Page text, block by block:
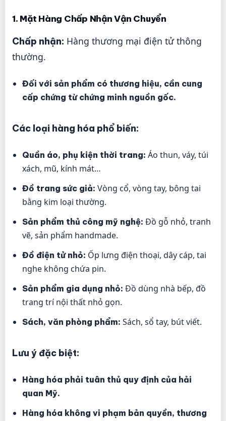
1. Mặt Hàng Chấp Nhận Vận Chuyển
Chấp nhận: Hàng thương mại điện tử thông
thường.
Đối với sản phẩm có thương hiệu, cần cung
cấp chứng từ chứng minh nguồn gốc.
Các loại hàng hóa phổ biến:
Quần áo, phụ kiện thời trang: Áo thun, váy, túi
xách, mũ, kính mát…
Đồ trang sức giả: Vòng cổ, vòng tay, bông tai
bằng kim loại thường.
Sản phẩm thủ công mỹ nghệ: Đồ gỗ nhỏ, tranh
vẽ, sản phẩm handmade.
Đồ điện tử nhỏ: Ốp lưng điện thoại, dây cáp, tai
nghe không chứa pin.
Sản phẩm gia dụng nhỏ: Đồ dùng nhà bếp, đồ
trang trí nội thất nhỏ gọn.
Sách, văn phòng phẩm: Sách, sổ tay, bút viết.
Lưu ý đặc biệt:
Hàng hóa phải tuân thủ quy định của hải
quan Mỹ.
Hàng hóa không vi phạm bản quyền, thương